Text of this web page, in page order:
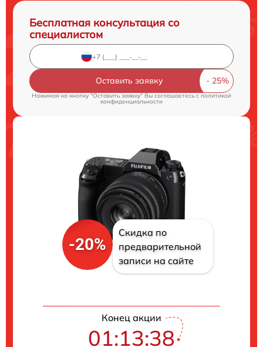
Бесплатная консультация со
специалистом
Оставить заявку
Нажимая на кнопку "Оставить заявку" Вы соглашаетесь c политикой
конфиденциальности
-20%
Скидка по
предварительной
записи на сайте
Конец акции
01:13:38